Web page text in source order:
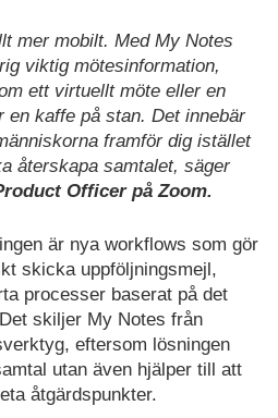
mer mobilt. Med My Notes
viktig mötesinformation,
ett virtuellt möte eller en
en kaffe på stan. Det innebär
framför dig istället
återskapa samtalet, säger
Officer på Zoom.
är nya workflows som gör
skicka uppföljningsmejl,
processer baserat på det
skiljer My Notes från
eftersom lösningen
utan även hjälper till att
åtgärdspunkter.